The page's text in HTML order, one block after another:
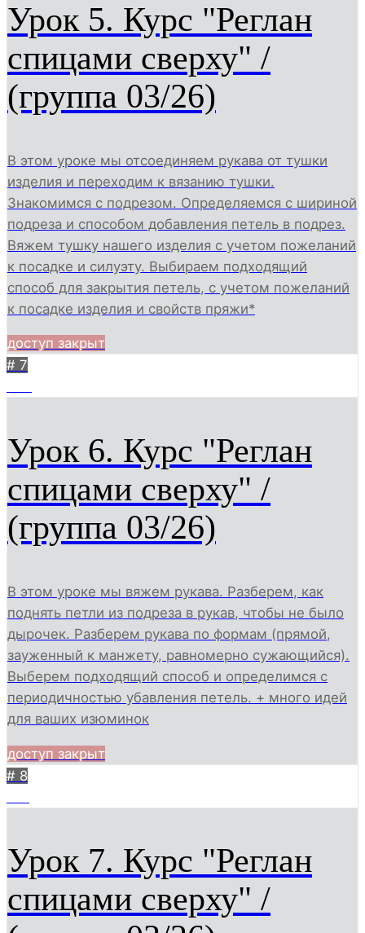
Урок 5. Курс "Реглан
спицами сверху" /
(группа 03/26)
В этом уроке мы отсоединяем рукава от тушки
изделия и переходим к вязанию тушки.
Знакомимся с подрезом. Определяемся с шириной
подреза и способом добавления петель в подрез.
Вяжем тушку нашего изделия с учетом пожеланий
к посадке и силуэту. Выбираем подходящий
способ для закрытия петель, с учетом пожеланий
к посадке изделия и свойств пряжи*
доступ закрыт
# 7
Урок 6. Курс "Реглан
спицами сверху" /
(группа 03/26)
В этом уроке мы вяжем рукава. Разберем, как
поднять петли из подреза в рукав, чтобы не было
дырочек. Разберем рукава по формам (прямой,
зауженный к манжету, равномерно сужающийся).
Выберем подходящий способ и определимся с
периодичностью убавления петель. + много идей
для ваших изюминок
доступ закрыт
# 8
Урок 7. Курс "Реглан
спицами сверху" /